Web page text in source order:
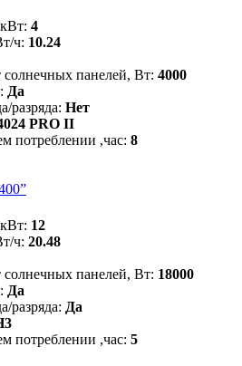
4
ч: 10.24
панелей, Вт: 4000
Да
разряда: Нет
PRO II
потреблении ,час: 8
12
ч: 20.48
панелей, Вт: 18000
Да
разряда: Да
потреблении ,час: 5